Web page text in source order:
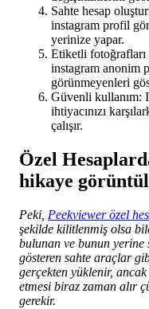
Sahte hesap
instagram profil
yerinize yapar.
Etiketli
instagram anonim
görünmeyenleri
Güvenli kullanım:
ihtiyacınızı
çalışır.
Özel
hikaye
Peki, Peekviewer özel
şekilde kilitlenmiş olsa
bulunan ve bunun yerine
gösteren sahte araçlar
gerçekten yüklenir,
etmesi biraz zaman alır
gerekir.